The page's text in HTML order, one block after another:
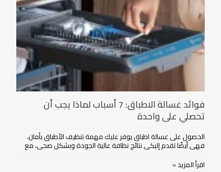
فوائد غسالة الاطباق: 7 أسباب لماذا يجب أن
تحصلي على واحدة
الحصول على غسالة اطباق يوفر عليك مهمة تنظيف الأطباق بأمان،
فهي أيضًا تقدم إليكي نتائج نظافة عالية الجودة وبشكل صحي، مع
استهلاك أقل للطاقة الكهربائية والمياه مقارنة مع تنظيف الأطباق
باستخدام اليدين.
اقرأ المزيد »